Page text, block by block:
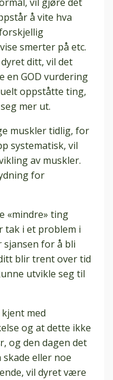
å vite hva
smerter på etc.
ditt, vil det
en GOD vurdering
oppståtte ting,
mer ut.
muskler tidlig, for
systematisk, vil
av muskler.
for
«mindre» ting
tak i et problem i
for å bli
blir trent over tid
utvikle seg til
med
og at dette ikke
og den dagen det
eller noe
vil dyret være